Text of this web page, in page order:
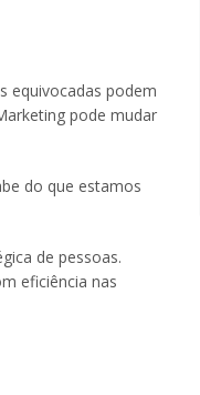
equivocadas podem
pode mudar
do que estamos
de pessoas.
eficiência nas